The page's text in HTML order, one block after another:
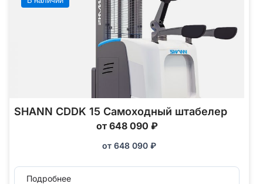
SHANN CDDK 15 Самоходный штабелер
от 648 090 ₽
от 648 090 ₽
Подробнее